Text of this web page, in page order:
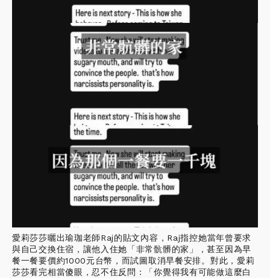
愛莉莎莎曬出瑜珈老師Raj的貼文內容，Raj指控她當年曾要求
與自己交換住宿，讓他入住她「非常骯髒的家」，甚至因為早
餐一餐要價約1000元台幣，而試圖取消早餐安排。對此，愛莉
莎莎看完相當傻眼，忍不住反問：「你覺得我有可能做這麼白